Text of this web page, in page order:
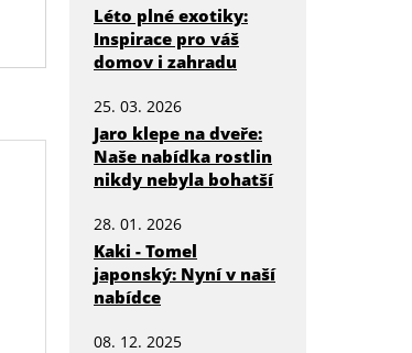
Léto plné exotiky:
Inspirace pro váš
domov i zahradu
25. 03. 2026
Jaro klepe na dveře:
Naše nabídka rostlin
nikdy nebyla bohatší
28. 01. 2026
Kaki - Tomel
japonský: Nyní v naší
nabídce
08. 12. 2025